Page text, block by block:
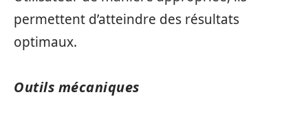
permettent d’atteindre des résultats
optimaux.
Outils mécaniques